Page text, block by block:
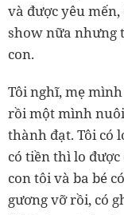
và được yêu
show nữa nhưng
con.
Tôi nghĩ, mẹ
rồi một mình
thành đạt. Tôi có
có tiền thì lo
con tôi và ba bé
gương vỡ rồi, có